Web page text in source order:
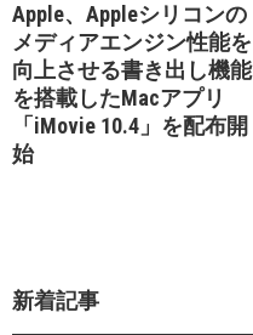
Apple、Appleシリコンの
メディアエンジン性能を
向上させる書き出し機能
を搭載したMacアプリ
「iMovie 10.4」を配布開
始
新着記事